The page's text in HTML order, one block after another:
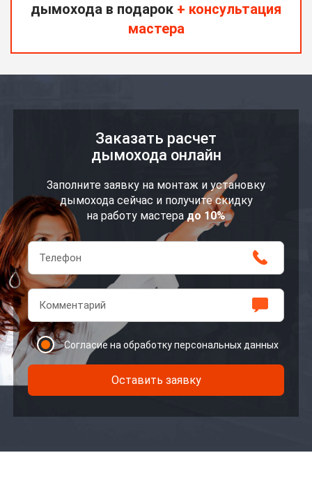
дымохода в подарок + консультация
мастера
Заказать расчет
дымохода онлайн
Заполните заявку на монтаж и установку
дымохода сейчас и получите скидку
на работу мастера до 10%
Согласие на обработку персональных данных
Оставить заявку